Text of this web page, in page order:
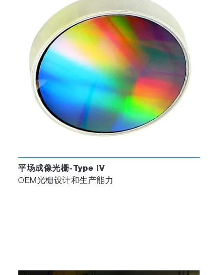
平场成像光栅-Type IV
OEM光栅设计和生产能力